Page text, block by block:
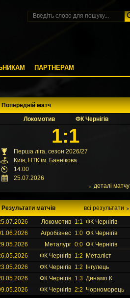
ПАРТНЕРАМ
Попередній матч
Локомотив
ФК Чернігів
1:1
Перша ліга, сезон 2026/27
Київ, НТК ім. Баннікова
14:00
25.07.2026
деталі матчу
всі результати
Результати матчів
Локомотив 1:1 ФК Чернігів
Агробізнес 1:0 ФК Чернігів
Металург 0:0 ФК Чернігів
ФК Чернігів 1:2
Металіст
ФК Чернігів 1:2
Інгулець
ФК Чернігів 1:3 Динамо К
ФК Чернігів 2:2 Чорноморець